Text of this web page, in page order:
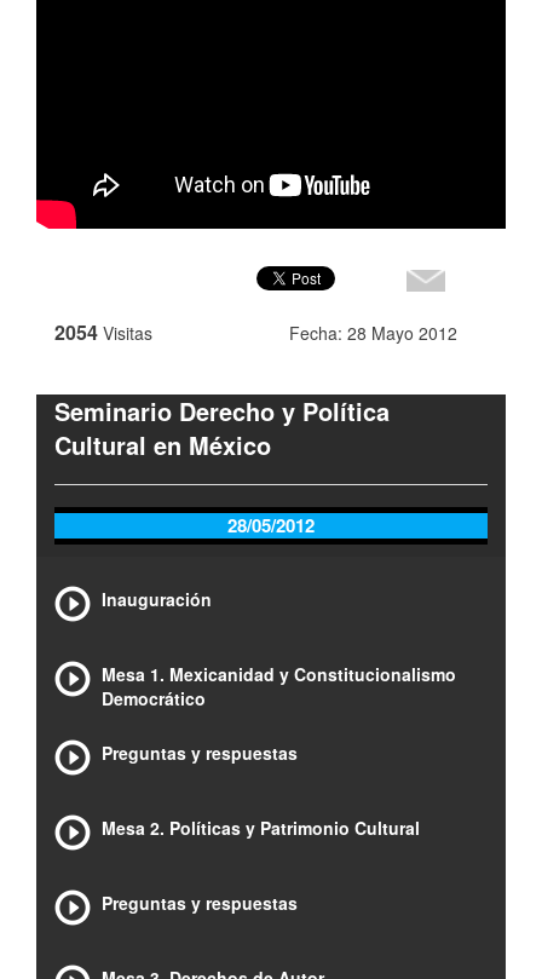
2054 Visitas Fecha: 28 Mayo 2012
Seminario Derecho y Política
Cultural en México
28/05/2012
Inauguración
Mesa 1. Mexicanidad y Constitucionalismo
Democrático
Preguntas y respuestas
Mesa 2. Políticas y Patrimonio Cultural
Preguntas y respuestas